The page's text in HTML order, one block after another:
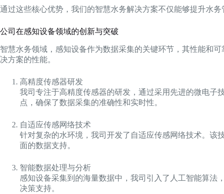
通过这些核心优势，我们的智慧水务解决方案不仅能够提升水
公司在感知设备领域的创新与突破
智慧水务领域，感知设备作为数据采集的关键环节，其性能和
决方案的性能。
高精度传感器研发
我司专注于高精度传感器的研发，通过采用先进的微电子
点，确保了数据采集的准确性和实时性。
自适应传感网络技术
针对复杂的水环境，我司开发了自适应传感网络技术。该
面的数据支持。
智能数据处理与分析
感知设备采集到的海量数据中，我司引入了人工智能算
决策支持。